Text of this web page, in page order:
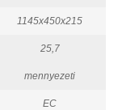
1145x450x215
25,7
mennyezeti
EC